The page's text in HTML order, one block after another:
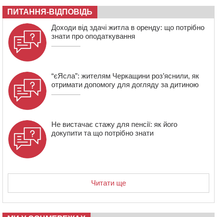
670 тис грн штрафу за незаконні зміни до договору
08:20 Обрано претендента на посаду директора
Мокрокалигірського психоневрологічного інтернату
ПИТАННЯ-ВІДПОВІДЬ
Доходи від здачі житла в оренду: що потрібно
знати про оподаткування
“єЯсла”: жителям Черкащини роз’яснили, як
отримати допомогу для догляду за дитиною
Не вистачає стажу для пенсії: як його
докупити та що потрібно знати
Читати ще